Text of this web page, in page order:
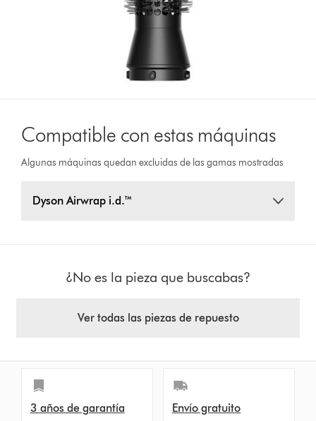
Compatible con estas máquinas
Algunas máquinas quedan excluidas de las gamas mostradas
Dyson Airwrap i.d.™
¿No es la pieza que buscabas?
Ver todas las piezas de repuesto
3 años de garantía Envío gratuito